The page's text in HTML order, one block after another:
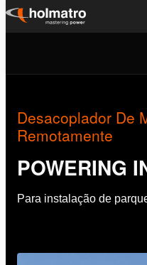
Ir
Desacoplador De
Remotamente
POWERING
Para instalação de